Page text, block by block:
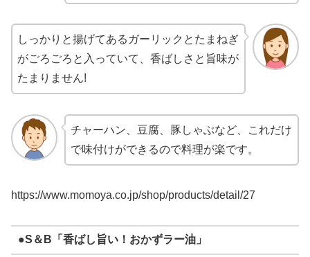
しっかりと揚げてあるガーリックとたまねぎ
がごろごろと入っていて、香ばしさと旨味が
たまりません!
チャーハン、豆腐、豚しゃぶなど、これだけ
で味付けができるので料理が楽です。
https://www.momoya.co.jp/shop/products/detail/27
●S＆B「香ばし旨い！おかずラー油」